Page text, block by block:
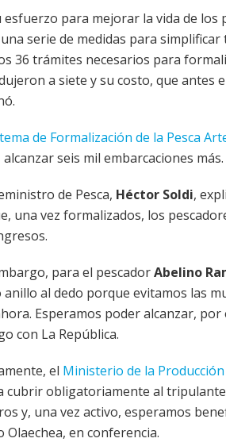
esfuerzo para mejorar la vida de los
serie de medidas para
36 trámites necesarios para
a siete y su costo, que antes
de Formalización de la Pesca
alcanzar seis mil embarcaciones
de Pesca, Héctor Soldi,
una vez formalizados, los
para el pescadorAbelino
anillo al dedo porque evitamos las
Esperamos poder alcanzar,
con La República.
el Ministerio de la Producción
cubrir obligatoriamente al tripulante
y, una vez activo, esperamos
Olaechea, en conferencia.